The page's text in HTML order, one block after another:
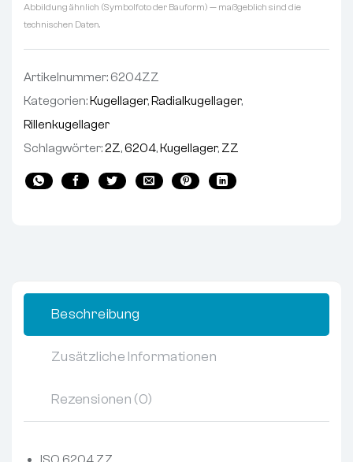
Abbildung ähnlich (Symbolfoto der Bauform) — maßgeblich sind die
technischen Daten.
Artikelnummer: 6204ZZ
Kategorien:Kugellager,Radialkugellager,
Rillenkugellager
Schlagwörter:2Z,6204,Kugellager, ZZ
Beschreibung
Zusätzliche Informationen
Rezensionen (0)